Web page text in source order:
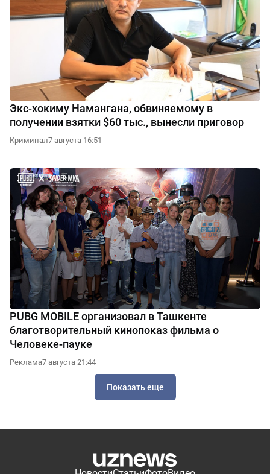
Экс-хокиму Намангана, обвиняемому в
получении взятки $60 тыс., вынесли приговор
Криминал7 августа 16:51
PUBG MOBILE организовал в Ташкенте
благотворительный кинопоказ фильма о
Человеке-пауке
Реклама7 августа 21:44
Показать еще